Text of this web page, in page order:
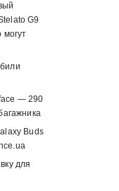
G9
могут
— 290
Buds
для